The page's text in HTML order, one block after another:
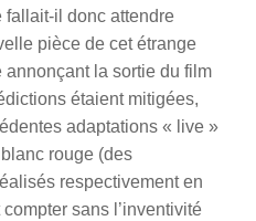
fallait-il donc attendre
pièce de cet étrange
la sortie du film
étaient mitigées,
adaptations « live »
rouge (des
respectivement en
sans l’inventivité